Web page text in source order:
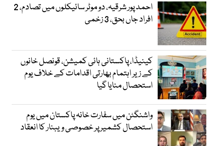
احمد پور شرقیہ، دو موٹر سائیکلوں میں تصادم، 2
افراد جاں بحق، 3 زخمی
کینیڈا، پاکستانی ہائی کمیشن، قونصل خانوں
کے زیر اہتمام بھارتی اقدامات کے خلاف یوم
استحصال منایا گیا
واشنگٹن میں سفارت خانہ پاکستان میں یوم
استحصال کشمیر پر خصوصی ویبنار کا انعقاد